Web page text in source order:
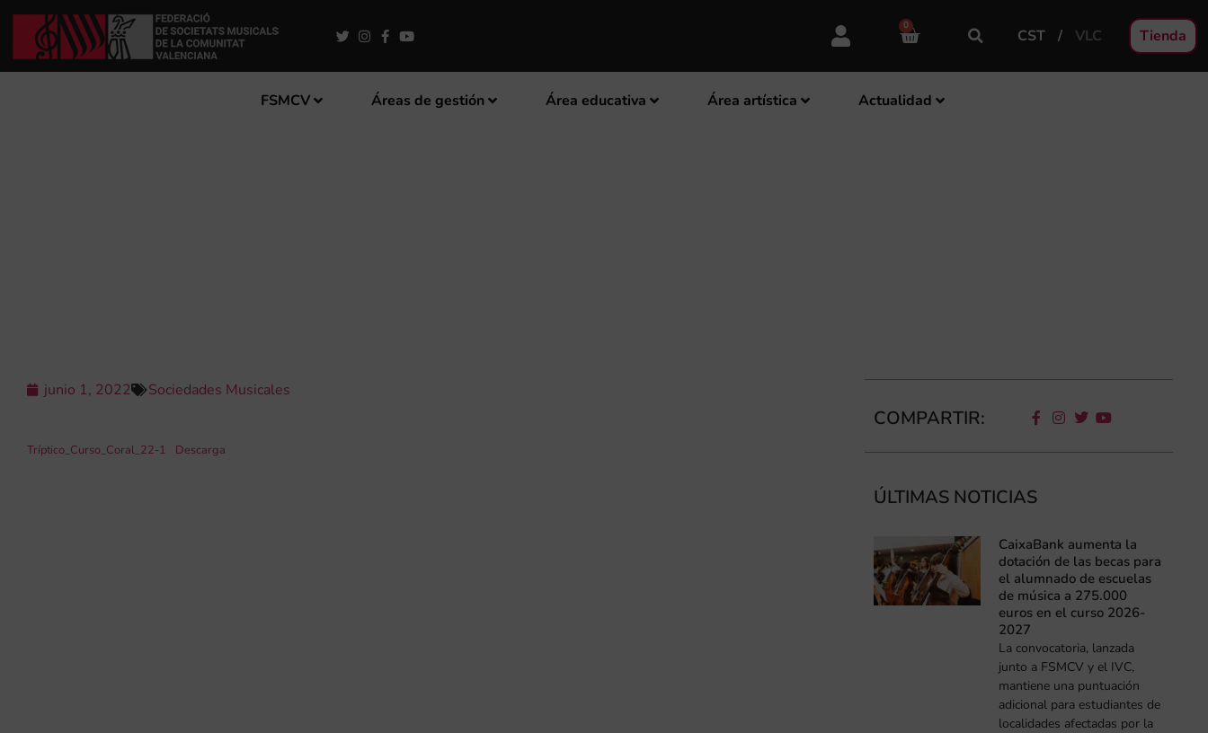
0
CST VLC Tienda
FSMCV Áreas de gestión Área educativa Área artística Actualidad
junio 1, 2022 Sociedades Musicales
Tríptico_Curso_Coral_22-1 Descarga
COMPARTIR:
ÚLTIMAS NOTICIAS
CaixaBank aumenta la
dotación de las becas para
el alumnado de escuelas
de música a 275.000
euros en el curso 2026-
2027
La convocatoria, lanzada
junto a FSMCV y el IVC,
mantiene una puntuación
adicional para estudiantes de
localidades afectadas por la